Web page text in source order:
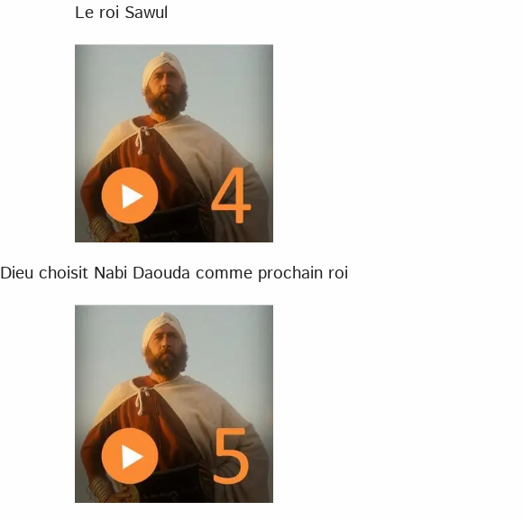
Le roi Sawul
Dieu choisit Nabi Daouda comme prochain roi